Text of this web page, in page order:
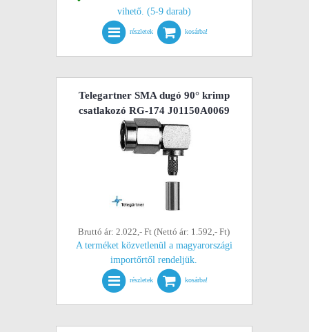
vihető. (5-9 darab)
részletek kosárba!
Telegartner SMA dugó 90° krimp
csatlakozó RG-174 J01150A0069
Bruttó ár: 2.022,- Ft (Nettó ár: 1.592,- Ft)
A terméket közvetlenül a magyarországi
importőrtől rendeljük.
részletek kosárba!